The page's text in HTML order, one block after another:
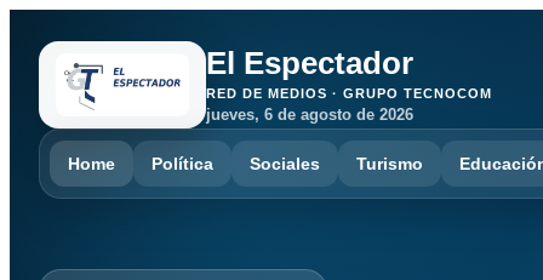
El Espectador
RED DE MEDIOS · GRUPO TECNOCOM
jueves, 6 de agosto de 2026
Home Política Sociales Turismo